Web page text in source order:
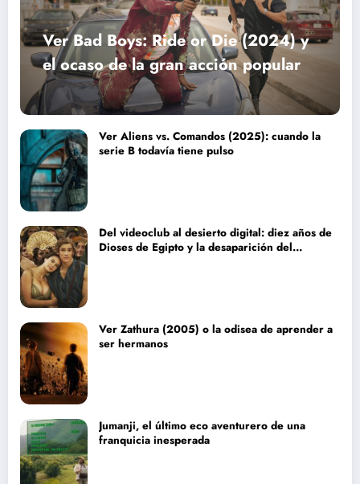
Ver Bad Boys: Ride or Die (2024) y
el ocaso de la gran acción popular
Ver Aliens vs. Comandos (2025): cuando la
serie B todavía tiene pulso
Del videoclub al desierto digital: diez años de
Dioses de Egipto y la desaparición del
Ver Zathura (2005) o la odisea de aprender a
ser hermanos
Jumanji, el último eco aventurero de una
franquicia inesperada